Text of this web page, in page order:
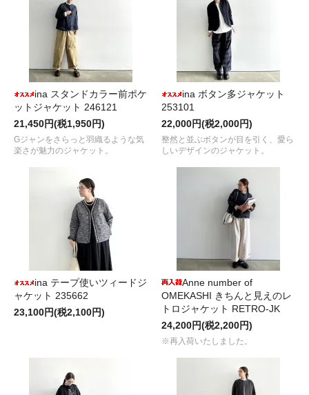
ina スタンドカラー前ポケ
ットジャケット 246121
21,450円(税1,950円)
Gジャンをさらっと羽織るような気
楽さが魅力のジャケット。
ina ボタン多ジャケット
253101
22,000円(税2,000円)
整然と並ぶボタンが目を引く、愛ら
しいデザインのジャケット。
ina テープ使いツィードジ
ャケット 235662
23,100円(税2,100円)
Anne number of
OMEKASHI きちんと見えのレ
トロジャケット RETRO-JK
24,200円(税2,200円)
※再入荷いたしました。